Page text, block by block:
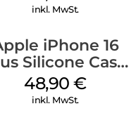
Mobile
inkl. MwSt.
iPhone 16
Silicone Case
MagSafe Denim
48,90€
inkl. MwSt.